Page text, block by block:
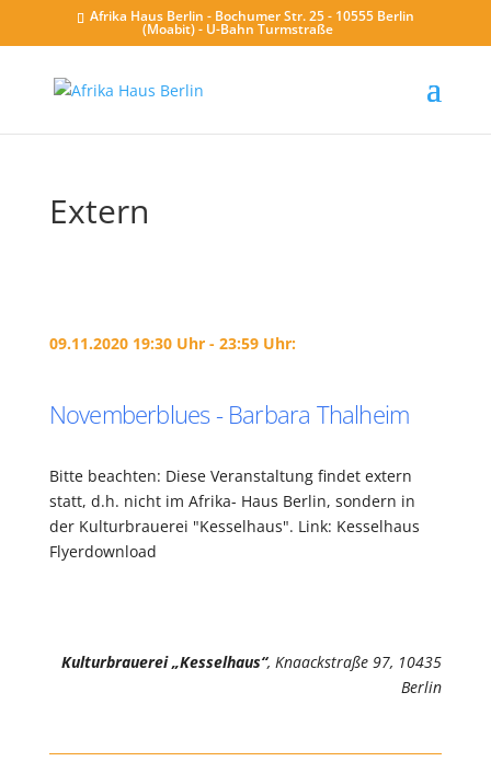
Afrika Haus Berlin - Bochumer Str. 25 - 10555 Berlin
(Moabit) - U-Bahn Turmstraße
Extern
09.11.2020 19:30 Uhr - 23:59 Uhr:
Novemberblues - Barbara Thalheim
Bitte beachten: Diese Veranstaltung findet extern
statt, d.h. nicht im Afrika- Haus Berlin, sondern in
der Kulturbrauerei "Kesselhaus". Link: Kesselhaus
Flyerdownload
Kulturbrauerei „Kesselhaus“, Knaackstraße 97, 10435
Berlin